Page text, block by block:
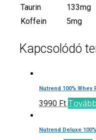
Taurin
133mg
Koffein
5mg
Kapcsolódó
Nutrend 100% Whey
3990 Ft Tovább
Nutrend Deluxe